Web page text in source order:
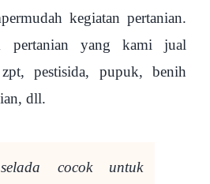
kegiatan pertanian.
pertanian yang kami jual
pestisida, pupuk, benih
dll.
cocok untuk